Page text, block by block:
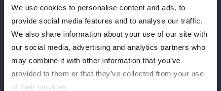
We use cookies to personalise content and ads, to
provide social media features and to analyse our traffic.
We also share information about your use of our site with
our social media, advertising and analytics partners who
may combine it with other information that you’ve
provided to them or that they’ve collected from your use
of their services.
試合レポートを見る